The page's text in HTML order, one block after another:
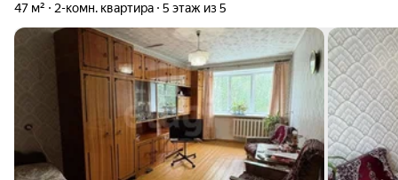
47 м² 2-комн. квартира 5 этаж из 5